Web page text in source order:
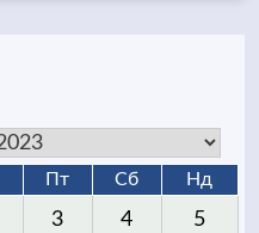
Пт Сб Нд
3 4 5